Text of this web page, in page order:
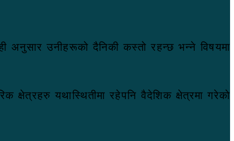
उनीहरूको दैनिकी कस्तो रहन्छ भन्ने विषयमा
क्षेत्रहरु यथास्थितीमा रहेपनि वैदेशिक क्षेत्रमा गरेको